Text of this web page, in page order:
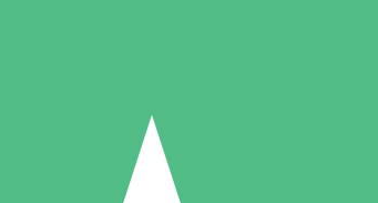
5 Descargas